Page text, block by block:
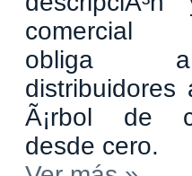
comercial
obliga
distribuidores
Ã¡rbol de
desde cero.